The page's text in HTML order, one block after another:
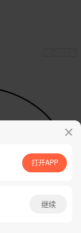
App免费看
打开APP
继续